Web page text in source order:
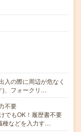
入の際に周辺が危なく
)、フォークリ…
不要
でもOK！履歴書不要
種などを入力す…